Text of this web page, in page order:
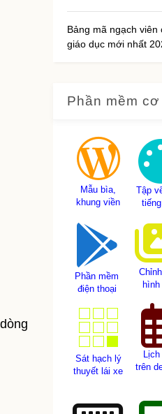
Bảng mã ngạch viên
giáo dục mới nhất
Phần mềm cơ
Mẫu bìa,
khung viền
Tập
Phần mềm
điện thoại
hình
Sát hạch lý
thuyết lái xe
trên